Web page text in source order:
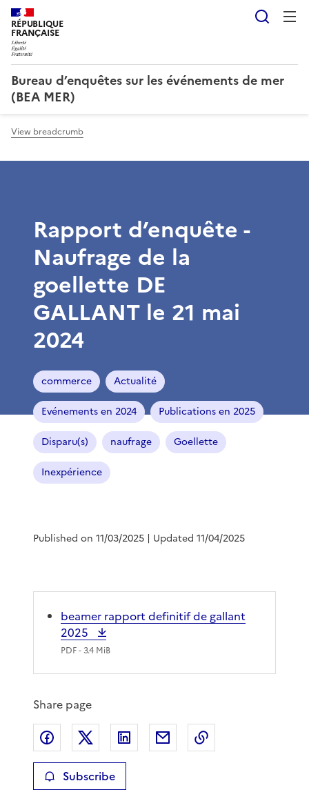
RÉPUBLIQUE
FRANÇAISE
Bureau d’enquêtes sur les événements de mer
(BEA MER)
View breadcrumb
Rapport d’enquête -
Naufrage de la
goellette DE
GALLANT le 21 mai
2024
commerce Actualité
Evénements en 2024 Publications en 2025
Disparu(s) naufrage Goellette
Inexpérience
Published on 11/03/2025 | Updated 11/04/2025
beamer rapport definitif de gallant
2025
PDF- 3.4 MiB
Share page
Share on Facebook
Share on XShare on LinkedIn
Share by email
Subscribe